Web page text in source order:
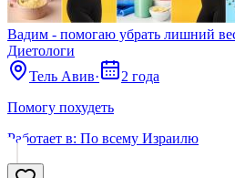
Вадим - помогаю убрать лишний
Диетологи
Тель Авив·
2 года
Помогу похудеть
Работает в: По всему Израилю